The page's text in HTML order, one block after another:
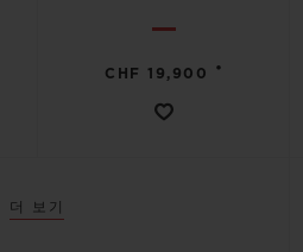
CHF 19,900 •
더 보기